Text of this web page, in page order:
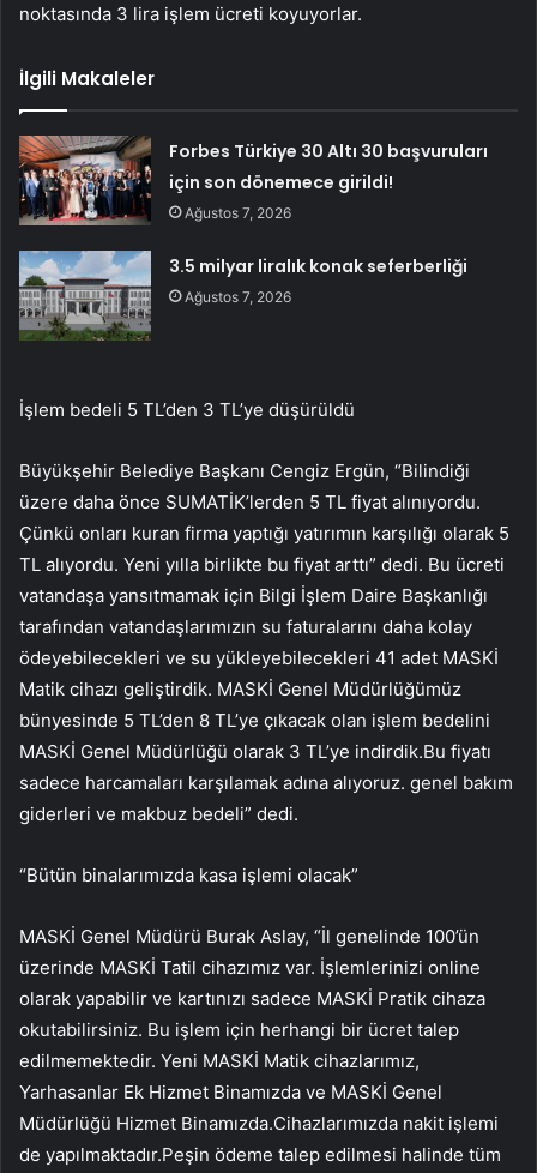
noktasında 3 lira işlem ücreti koyuyorlar.
İlgili Makaleler
Forbes Türkiye 30 Altı 30 başvuruları
için son dönemece girildi!
Ağustos 7, 2026
3.5 milyar liralık konak seferberliği
Ağustos 7, 2026
İşlem bedeli 5 TL’den 3 TL’ye düşürüldü
Büyükşehir Belediye Başkanı Cengiz Ergün, “Bilindiği
üzere daha önce SUMATİK’lerden 5 TL fiyat alınıyordu.
Çünkü onları kuran firma yaptığı yatırımın karşılığı olarak 5
TL alıyordu. Yeni yılla birlikte bu fiyat arttı” dedi. Bu ücreti
vatandaşa yansıtmamak için Bilgi İşlem Daire Başkanlığı
tarafından vatandaşlarımızın su faturalarını daha kolay
ödeyebilecekleri ve su yükleyebilecekleri 41 adet MASKİ
Matik cihazı geliştirdik. MASKİ Genel Müdürlüğümüz
bünyesinde 5 TL’den 8 TL’ye çıkacak olan işlem bedelini
MASKİ Genel Müdürlüğü olarak 3 TL’ye indirdik.Bu fiyatı
sadece harcamaları karşılamak adına alıyoruz. genel bakım
giderleri ve makbuz bedeli” dedi.
“Bütün binalarımızda kasa işlemi olacak”
MASKİ Genel Müdürü Burak Aslay, “İl genelinde 100’ün
üzerinde MASKİ Tatil cihazımız var. İşlemlerinizi online
olarak yapabilir ve kartınızı sadece MASKİ Pratik cihaza
okutabilirsiniz. Bu işlem için herhangi bir ücret talep
edilmemektedir. Yeni MASKİ Matik cihazlarımız,
Yarhasanlar Ek Hizmet Binamızda ve MASKİ Genel
Müdürlüğü Hizmet Binamızda.Cihazlarımızda nakit işlemi
de yapılmaktadır.Peşin ödeme talep edilmesi halinde tüm